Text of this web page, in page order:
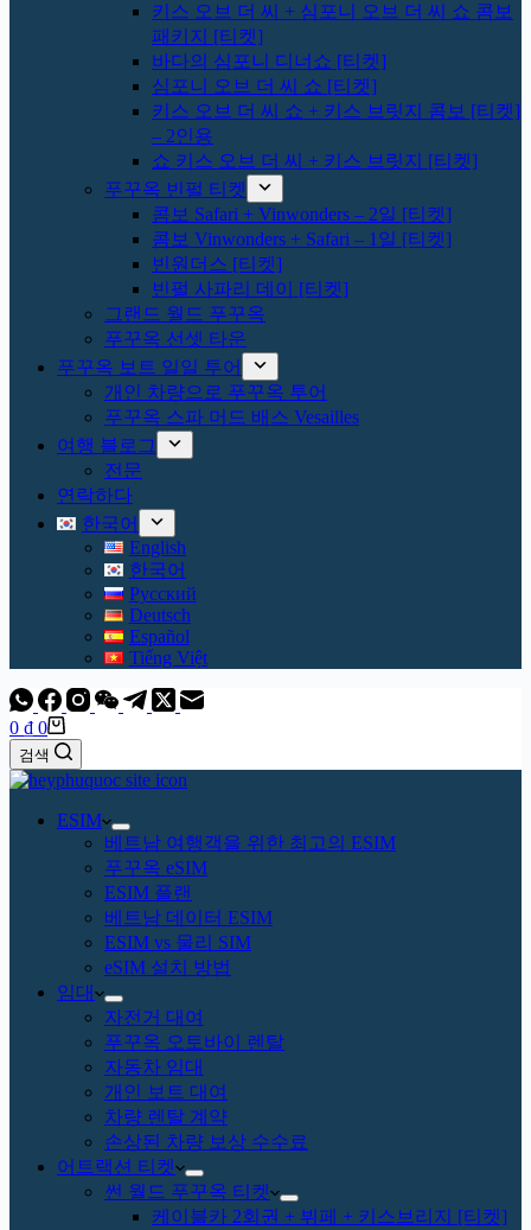
키스 오브 더 씨 + 심포니 오브 더 씨 쇼 콤보
패키지 [티켓]
바다의 심포니 디너쇼 [티켓]
심포니 오브 더 씨 쇼 [티켓]
키스 오브 더 씨 쇼 + 키스 브릿지 콤보 [티켓]
– 2인용
쇼 키스 오브 더 씨 + 키스 브릿지 [티켓]
푸꾸옥 빈펄 티켓
콤보 Safari + Vinwonders – 2일 [티켓]
콤보 Vinwonders + Safari – 1일 [티켓]
빈원더스 [티켓]
빈펄 사파리 데이 [티켓]
그랜드 월드 푸꾸옥
푸꾸옥 선셋 타운
푸꾸옥 보트 일일 투어
개인 차량으로 푸꾸옥 투어
푸꾸옥 스파 머드 배스 Vesailles
여행 블로그
전문
연락하다
한국어
English
한국어
Русский
Deutsch
Español
Tiếng Việt
장
바
구
0 ₫ 0
검색
ESIM
베트남 여행객을 위한 최고의 ESIM
푸꾸옥 eSIM
ESIM 플랜
베트남 데이터 ESIM
ESIM vs 물리 SIM
eSIM 설치 방법
임대
자전거 대여
푸꾸옥 오토바이 렌탈
자동차 임대
개인 보트 대여
차량 렌탈 계약
손상된 차량 보상 수수료
어트랙션 티켓
썬 월드 푸꾸옥 티켓
케이블카 2회권 + 뷔페 + 키스브리지 [티켓]